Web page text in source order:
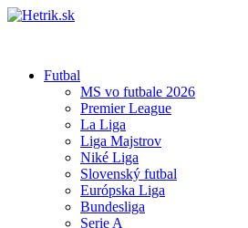
Futbal
MS vo futbale 2026
Premier League
La Liga
Liga Majstrov
Niké Liga
Slovenský futbal
Európska Liga
Bundesliga
Serie A